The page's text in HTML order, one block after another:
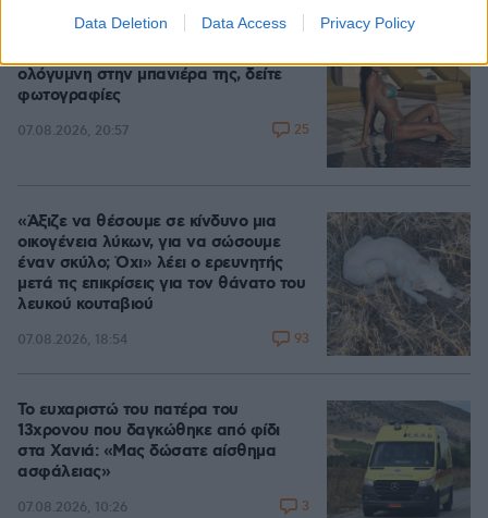
Data Deletion Data Access Privacy Policy
Φραντσέσκα Τόκα: Η Ιταλίδα «νύφη»
ολόγυμνη στην μπανιέρα της, δείτε
φωτογραφίες
07.08.2026, 20:57 25
«Άξιζε να θέσουμε σε κίνδυνο μια
οικογένεια λύκων, για να σώσουμε
έναν σκύλο; Όχι» λέει ο ερευνητής
μετά τις επικρίσεις για τον θάνατο του
λευκού κουταβιού
07.08.2026, 18:54 93
Το ευχαριστώ του πατέρα του
13χρονου που δαγκώθηκε από φίδι
στα Χανιά: «Μας δώσατε αίσθημα
ασφάλειας»
07.08.2026, 10:26 3